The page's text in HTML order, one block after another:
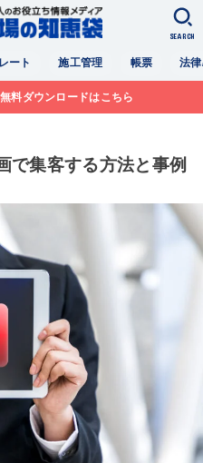
ート 施工管理 帳票 法
SEARCH
料ダウンロードはこちら
で集客する方法と事例